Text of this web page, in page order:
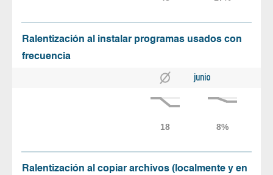
Ralentización al instalar programas usados con
frecuencia
junio
Ralentización al copiar archivos (localmente y en